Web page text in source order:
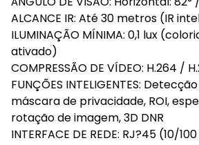
ALCANCE IR: Até 30 metros (IR
ILUMINAÇÃO MÍNIMA: 0,1 lux
ativado)
COMPRESSÃO DE VÍDEO: H.264 /
FUNÇÕES INTELIGENTES:
máscara de privacidade, ROI,
rotação de imagem, 3D DNR
INTERFACE DE REDE: RJ?45 (10/